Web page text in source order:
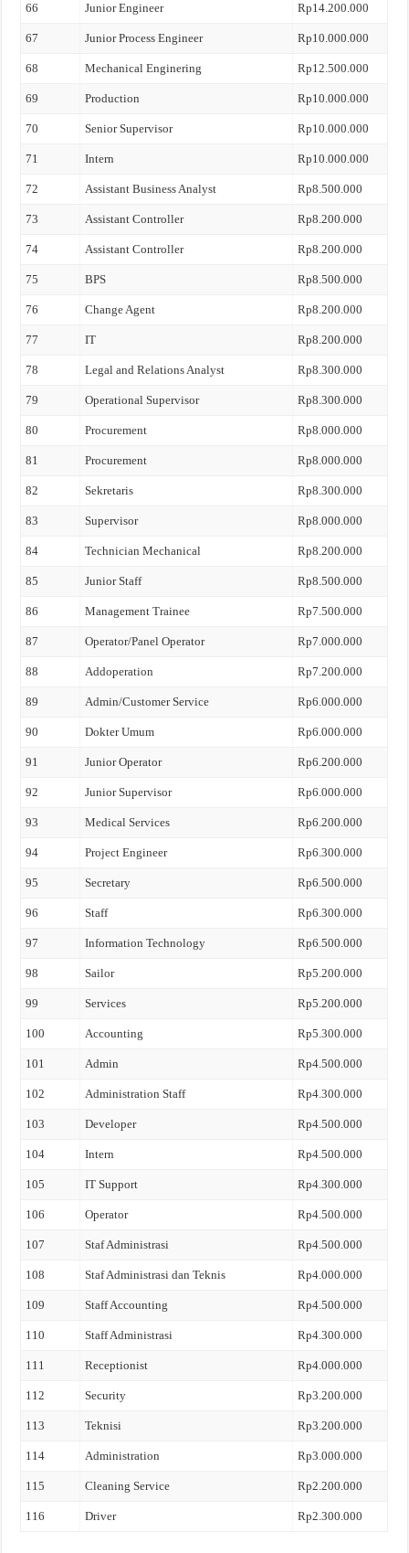
66 Junior Engineer Rp14.200.000
67 Junior Process Engineer Rp10.000.000
68 Mechanical Enginering Rp12.500.000
69 Production Rp10.000.000
70 Senior Supervisor Rp10.000.000
71 Intern Rp10.000.000
72 Assistant Business Analyst Rp8.500.000
73 Assistant Controller Rp8.200.000
74 Assistant Controller Rp8.200.000
75 BPS Rp8.500.000
76 Change Agent Rp8.200.000
77 IT Rp8.200.000
78 Legal and Relations Analyst Rp8.300.000
79 Operational Supervisor Rp8.300.000
80 Procurement Rp8.000.000
81 Procurement Rp8.000.000
82 Sekretaris Rp8.300.000
83 Supervisor Rp8.000.000
84 Technician Mechanical Rp8.200.000
85 Junior Staff Rp8.500.000
86 Management Trainee Rp7.500.000
87 Operator/Panel Operator Rp7.000.000
88 Addoperation Rp7.200.000
89 Admin/Customer Service Rp6.000.000
90 Dokter Umum Rp6.000.000
91 Junior Operator Rp6.200.000
92 Junior Supervisor Rp6.000.000
93 Medical Services Rp6.200.000
94 Project Engineer Rp6.300.000
95 Secretary Rp6.500.000
96 Staff Rp6.300.000
97 Information Technology Rp6.500.000
98 Sailor Rp5.200.000
99 Services Rp5.200.000
100 Accounting Rp5.300.000
101 Admin Rp4.500.000
102 Administration Staff Rp4.300.000
103 Developer Rp4.500.000
104 Intern Rp4.500.000
105 IT Support Rp4.300.000
106 Operator Rp4.500.000
107 Staf Administrasi Rp4.500.000
108 Staf Administrasi dan Teknis Rp4.000.000
109 Staff Accounting Rp4.500.000
110 Staff Administrasi Rp4.300.000
111 Receptionist Rp4.000.000
112 Security Rp3.200.000
113 Teknisi Rp3.200.000
114 Administration Rp3.000.000
115 Cleaning Service Rp2.200.000
116 Driver Rp2.300.000